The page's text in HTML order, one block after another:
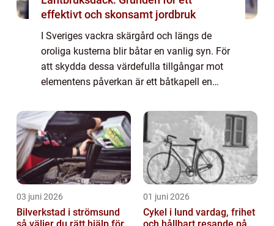
effektivt och skonsamt jordbruk
I Sveriges vackra skärgård och längs de
oroliga kusterna blir båtar en vanlig syn. För
att skydda dessa värdefulla tillgångar mot
elementens påverkan är ett båtkapell en
03 juni 2026
Bilverkstad i strömsund
01 juni 2026
Cykel i lund vardag, frihet